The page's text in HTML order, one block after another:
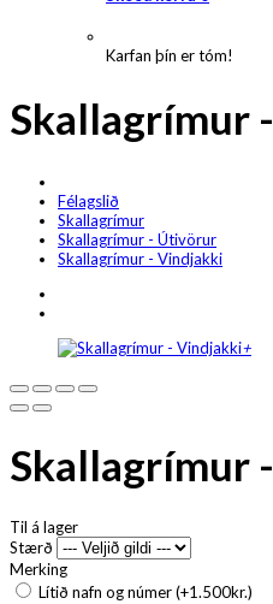
Karfan þín er tóm!
Skallagrímur
Félagslið
Skallagrímur
Skallagrímur - Útivörur
Skallagrímur - Vindjakki
+
Skallagrímur
Til á lager
Stærð
Merking
Lítið nafn og númer (+1.500kr.)